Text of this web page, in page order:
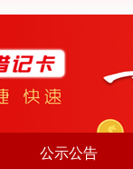
公示公告